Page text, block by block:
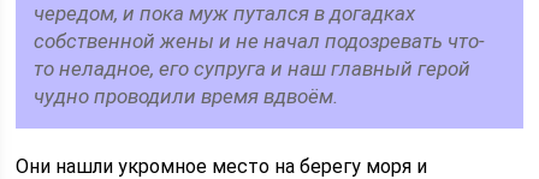
чередом, и пока муж путался в догадках
собственной жены и не начал подозревать что-
то неладное, его супруга и наш главный герой
чудно проводили время вдвоём.
Они нашли укромное место на берегу моря и